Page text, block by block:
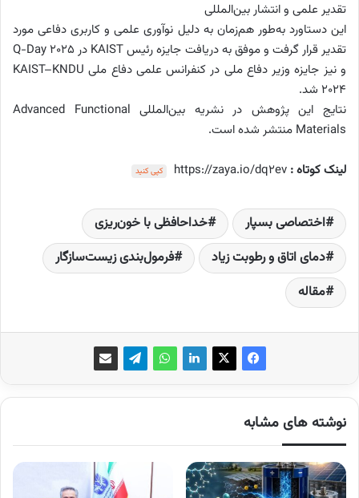
تقدیر علمی و انتشار بین‌المللی
این دستاورد به‌طور هم‌زمان به دلیل نوآوری علمی و کاربری دفاعی مورد
تقدیر قرار گرفت و موفق به دریافت جایزه رئیس KAIST در Q-Day 2025
و نیز جایزه وزیر دفاع ملی در کنفرانس علمی دفاع ملی KAIST–KNDU
2024 شد.
نتایج این پژوهش در نشریه بین‌المللی Advanced Functional
Materials منتشر شده است.
لینک کوتاه : https://zaya.io/dq2ev کپی کنید
اختصاصی بسپار
خداحافظی با خون‌ریزی
دمای اتاق و رطوبت زیاد
فرمول‌بندی زیست‌سازگار
مقاله
نوشته های مشابه